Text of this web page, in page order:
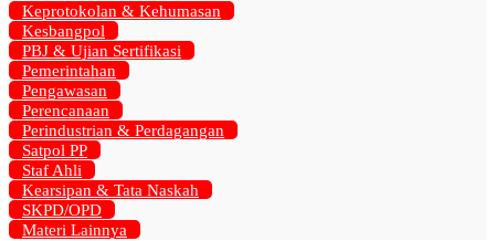
Keprotokolan & Kehumasan
Kesbangpol
PBJ & Ujian Sertifikasi
Pemerintahan
Pengawasan
Perencanaan
Perindustrian & Perdagangan
Satpol PP
Staf Ahli
Kearsipan & Tata Naskah
SKPD/OPD
Materi Lainnya